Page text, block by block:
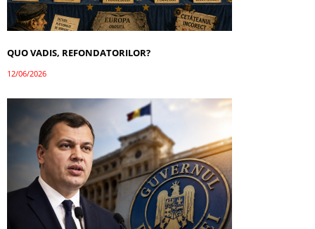
QUO VADIS, REFONDATORILOR?
12/06/2026